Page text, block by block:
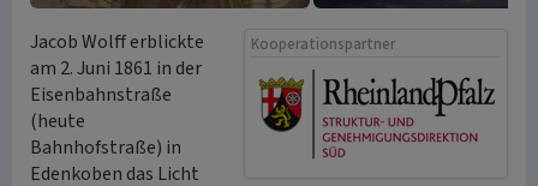
Kooperationspartner
Jacob Wolff erblickte
am 2. Juni 1861 in der
Eisenbahnstraße
(heute
Bahnhofstraße) in
Edenkoben das Licht